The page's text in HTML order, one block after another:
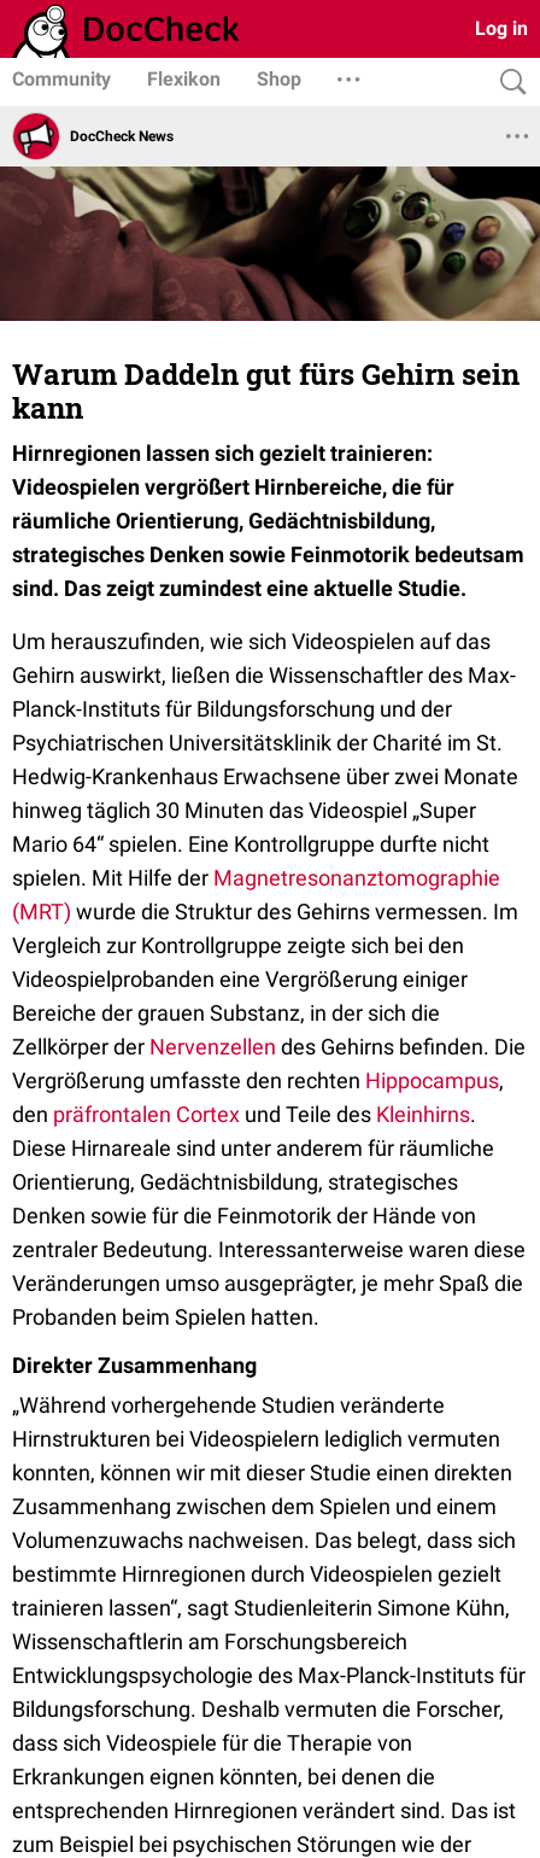
Log in
Community Flexikon Shop
DocCheck News
Warum Daddeln gut fürs Gehirn sein
kann
Hirnregionen lassen sich gezielt trainieren:
Videospielen vergrößert Hirnbereiche, die für
räumliche Orientierung, Gedächtnisbildung,
strategisches Denken sowie Feinmotorik bedeutsam
sind. Das zeigt zumindest eine aktuelle Studie.
Um herauszufinden, wie sich Videospielen auf das
Gehirn auswirkt, ließen die Wissenschaftler des Max-
Planck-Instituts für Bildungsforschung und der
Psychiatrischen Universitätsklinik der Charité im St.
Hedwig-Krankenhaus Erwachsene über zwei Monate
hinweg täglich 30 Minuten das Videospiel „Super
Mario 64“ spielen. Eine Kontrollgruppe durfte nicht
spielen. Mit Hilfe der Magnetresonanztomographie
(MRT) wurde die Struktur des Gehirns vermessen. Im
Vergleich zur Kontrollgruppe zeigte sich bei den
Videospielprobanden eine Vergrößerung einiger
Bereiche der grauen Substanz, in der sich die
Zellkörper der Nervenzellen des Gehirns befinden. Die
Vergrößerung umfasste den rechten Hippocampus,
den präfrontalen Cortex und Teile des Kleinhirns.
Diese Hirnareale sind unter anderem für räumliche
Orientierung, Gedächtnisbildung, strategisches
Denken sowie für die Feinmotorik der Hände von
zentraler Bedeutung. Interessanterweise waren diese
Veränderungen umso ausgeprägter, je mehr Spaß die
Probanden beim Spielen hatten.
Direkter Zusammenhang
„Während vorhergehende Studien veränderte
Hirnstrukturen bei Videospielern lediglich vermuten
konnten, können wir mit dieser Studie einen direkten
Zusammenhang zwischen dem Spielen und einem
Volumenzuwachs nachweisen. Das belegt, dass sich
bestimmte Hirnregionen durch Videospielen gezielt
trainieren lassen“, sagt Studienleiterin Simone Kühn,
Wissenschaftlerin am Forschungsbereich
Entwicklungspsychologie des Max-Planck-Instituts für
Bildungsforschung. Deshalb vermuten die Forscher,
dass sich Videospiele für die Therapie von
Erkrankungen eignen könnten, bei denen die
entsprechenden Hirnregionen verändert sind. Das ist
zum Beispiel bei psychischen Störungen wie der